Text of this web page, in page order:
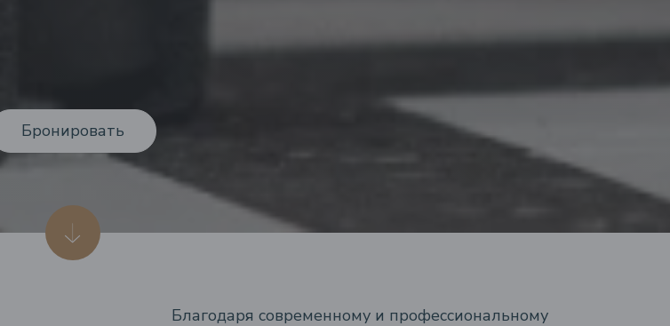
Бронировать
Благодаря современному и профессиональному